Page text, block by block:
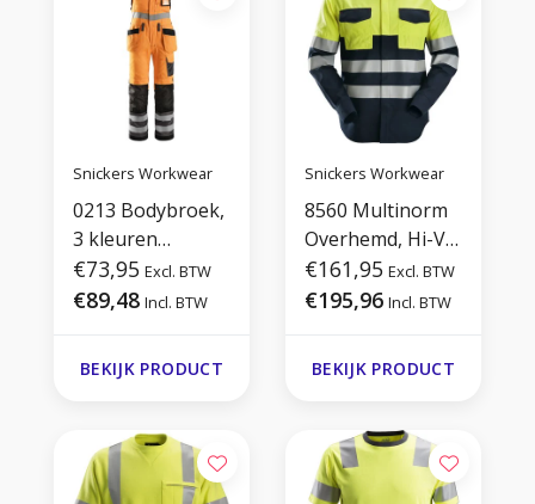
Snickers Workwear
0213 Bodybroek,
3 kleuren
leverbaar
€73,95 Excl. BTW
€89,48 Incl. BTW
BEKIJK PRODUCT
Snickers Workwear
8560 Multinorm
Overhemd, Hi-Vis
1
€161,95 Excl. BTW
€195,96 Incl. BTW
BEKIJK PRODUCT